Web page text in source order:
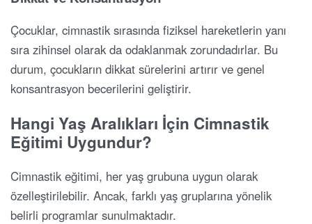
Çocuklar, cimnastik sırasında fiziksel hareketlerin yanı
sıra zihinsel olarak da odaklanmak zorundadırlar. Bu
durum, çocukların dikkat sürelerini artırır ve genel
konsantrasyon becerilerini geliştirir.
Hangi Yaş Aralıkları İçin Cimnastik
Eğitimi Uygundur?
Cimnastik eğitimi, her yaş grubuna uygun olarak
özelleştirilebilir. Ancak, farklı yaş gruplarına yönelik
belirli programlar sunulmaktadır.